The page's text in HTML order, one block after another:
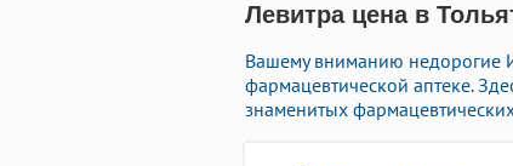
Левитра цена в
Вашему вниманию недорогие
фармацевтической аптеке.
знаменитых